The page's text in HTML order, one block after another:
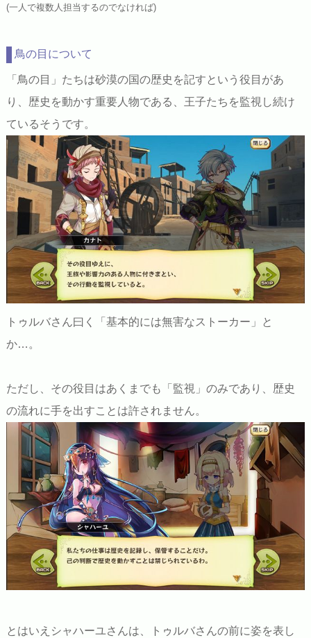
(一人で複数人担当するのでなければ)
鳥の目について
「鳥の目」たちは砂漠の国の歴史を記すという役目があ
り、歴史を動かす重要人物である、王子たちを監視し続け
ているそうです。
トゥルバさん曰く「基本的には無害なストーカー」と
か…。
ただし、その役目はあくまでも「監視」のみであり、歴史
の流れに手を出すことは許されません。
とはいえシャハーユさんは、トゥルバさんの前に姿を表し